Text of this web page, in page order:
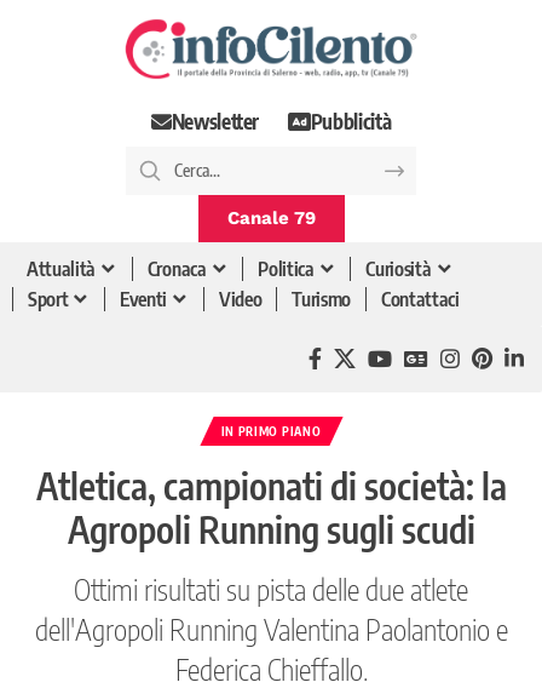
Newsletter Pubblicità
Canale 79
Attualità Cronaca Politica
Curiosità
Sport
Eventi Video Turismo Contattaci
IN PRIMO PIANO
Atletica, campionati di società: la
Agropoli Running sugli scudi
Ottimi risultati su pista delle due atlete
dell'Agropoli Running Valentina Paolantonio e
Federica Chieffallo.